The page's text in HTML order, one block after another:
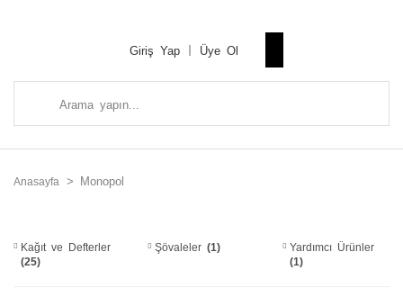
Giriş Yap Üye Ol
Anasayfa Monopol
Kağıt ve Defterler
(25)
Şövaleler(1)
Yardımcı Ürünler
(1)